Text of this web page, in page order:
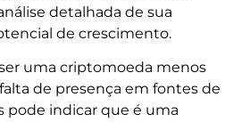
detalhada de sua
de crescimento.
uma criptomoeda menos
de presença em fontes de
pode indicar que é uma